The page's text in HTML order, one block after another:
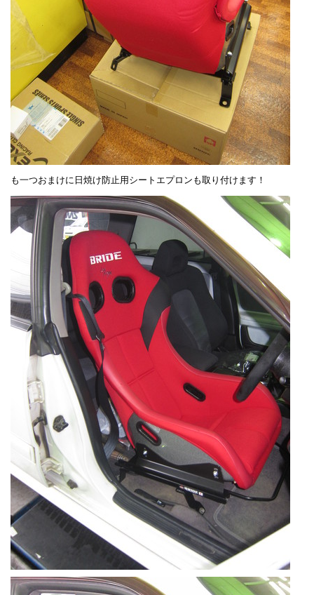
も一つおまけに日焼け防止用シートエプロンも取り付けます！